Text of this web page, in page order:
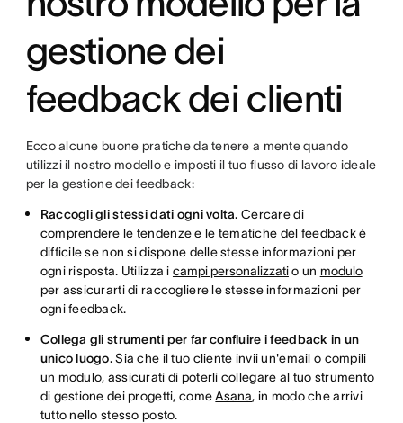
gestione dei
feedback dei clienti
Ecco alcune buone pratiche da tenere a mente quando
utilizzi il nostro modello e imposti il tuo flusso di lavoro ideale
per la gestione dei feedback:
Raccogli gli stessi dati ogni volta. Cercare di
comprendere le tendenze e le tematiche del feedback è
difficile se non si dispone delle stesse informazioni per
ogni risposta. Utilizza i campi personalizzatio un modulo
per assicurarti di raccogliere le stesse informazioni per
ogni feedback.
Collega gli strumenti per far confluire i feedback in un
unico luogo.Sia che il tuo cliente invii un'email o compili
un modulo, assicurati di poterli collegare al tuo strumento
di gestione dei progetti, comeAsana, in modo che arrivi
tutto nello stesso posto.